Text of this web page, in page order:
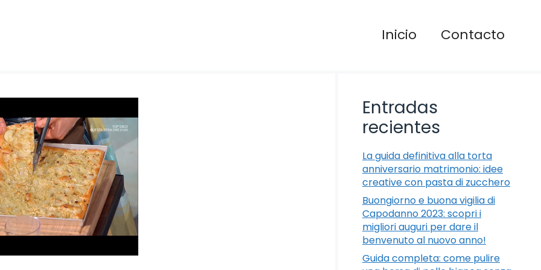
Inicio Contacto
Entradas
recientes
La guida definitiva alla torta
anniversario matrimonio: idee
creative con pasta di zucchero
Buongiorno e buona vigilia di
Capodanno 2023: scopri i
migliori auguri per dare il
benvenuto al nuovo anno!
Guida completa: come pulire